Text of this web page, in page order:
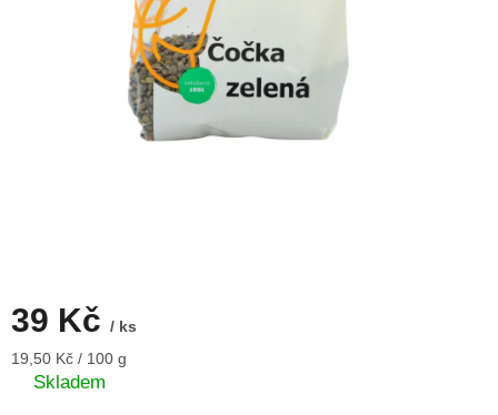
39 Kč / ks
Měrná
cena:
19,50 Kč / 100 g
Skladem